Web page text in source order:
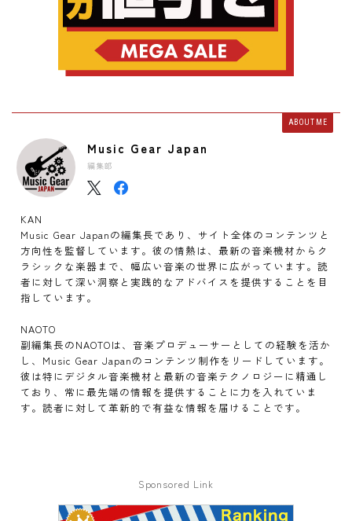
ABOUT ME
Music Gear Japan
編集部
KAN
Music Gear Japanの編集長であり、サイト全体のコンテンツと
方向性を監督しています。彼の情熱は、最新の音楽機材からク
ラシックな楽器まで、幅広い音楽の世界に広がっています。読
者に対して深い洞察と実践的なアドバイスを提供することを目
指しています。
NAOTO
副編集長のNAOTOは、音楽プロデューサーとしての経験を活か
し、Music Gear Japanのコンテンツ制作をリードしています。
彼は特にデジタル音楽機材と最新の音楽テクノロジーに精通し
ており、常に最先端の情報を提供することに力を入れていま
す。読者に対して革新的で有益な情報を届けることです。
Sponsored Link